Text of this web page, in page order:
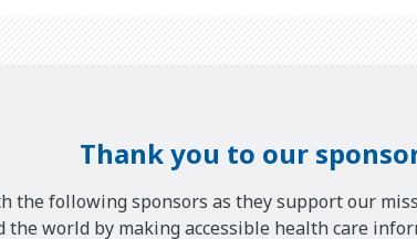
Thank you to our
the following sponsors as they support our
the world by making accessible health care